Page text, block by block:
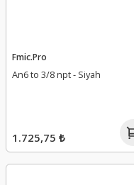
Fmic.Pro
An6 to 3/8 npt - Siyah
1.725,75 ₺